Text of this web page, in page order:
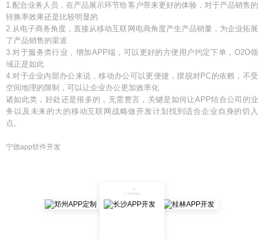
1.配合业务人员，在产品展示环节给客户带来更好的体验，对于产品销售的
转换率效果还是比较明显的
2.从电子商务角度，直接从移动互联网电商角度产生产品销量，为企业拓展
了产品销售的渠道
3.对于服务类行业，增加APP端，可以更好的方便用户约定下单，O2O领
域正是如此
4.对于企业内部办公来说，移动办公可以更便捷，摆脱对PC的依赖，不受
空间地理的限制，可以让企业办公更加效率化
诸如此类，好处还是很多的，无需赘言，关键是如何让APP结合公司的业
务以及未来的大的移动互联网战略做开发计划找到适合企业自身的切入
点。
宁德app软件开发